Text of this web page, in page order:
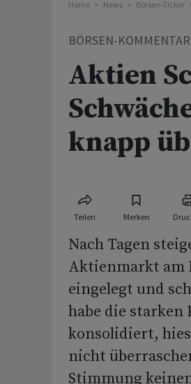
Home News Börsen-Ticker
BÖRSEN-KOMMENTAR
Aktien
knapp
Teilen Merken
Nach Tagen
Aktienmarkt am
eingelegt und
habe die starken
konsolidiert,
nicht
Stimmung